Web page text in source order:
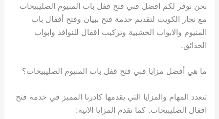
نحن نوفر لكم افضل فني فتح قفل باب المنيوم الصليبيخات
مع نجار الكويت لتقديم خدمة فتح ببيان وفتح أقفال باب
المنيوم والابواب الخشبية وتركيب اقفال للنوافذ وابواب
الحدائق.
ما هي أفضل مزايا فني فتح قفل باب المنيوم الصليبيخات؟
تتعدد المهام والمزايا التي يقدمها كادرنا المميز في خدمة فتح
اقفال الصليبيخات. كما نقدم المزايا الاتية: